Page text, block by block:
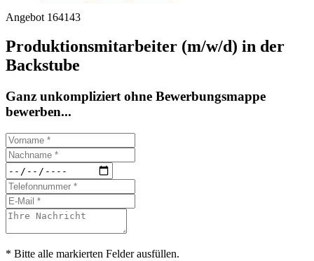
Angebot 164143
Produktionsmitarbeiter (m/w/d) in der
Backstube
Ganz unkompliziert ohne Bewerbungsmappe
bewerben...
* Bitte alle markierten Felder ausfüllen.